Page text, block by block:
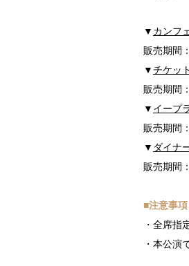
▼ カンフ
販売期間
▼チケッ
販売期間
▼ イープ
販売期間
▼ ダイナ
販売期間
■注意事
・全席指
・本公演